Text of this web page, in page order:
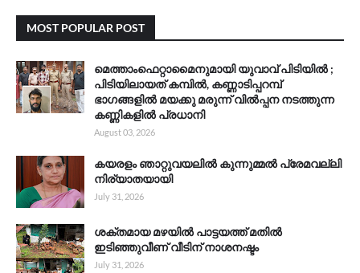
MOST POPULAR POST
മെത്താംഫെറ്റാമൈനുമായി യുവാവ് പിടിയിൽ ;
പിടിയിലായത് കമ്പിൽ, കണ്ണാടിപ്പറമ്പ്
ഭാഗങ്ങളിൽ മയക്കു മരുന്ന് വിൽപ്പന നടത്തുന്ന
കണ്ണികളിൽ പ്രധാനി
August 03, 2026
കയരളം ഞാറ്റുവയലിൽ കുന്നുമ്മൽ പ്രേമവല്ലി
നിര്യാതയായി
July 31, 2026
ശക്തമായ മഴയിൽ പാട്ടയത്ത് മതിൽ
ഇടിഞ്ഞുവീണ് വീടിന് നാശനഷ്ടം
July 31, 2026